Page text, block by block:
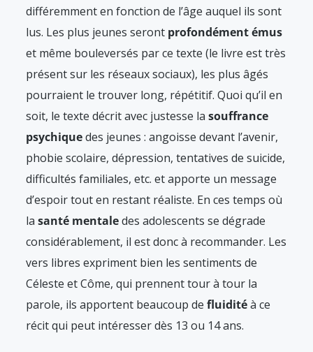
différemment en fonction de l’âge auquel ils sont
lus. Les plus jeunes seront profondément émus
et même bouleversés par ce texte (le livre est très
présent sur les réseaux sociaux), les plus âgés
pourraient le trouver long, répétitif. Quoi qu’il en
soit, le texte décrit avec justesse la souffrance
psychiquedes jeunes : angoisse devant l’avenir,
phobie scolaire, dépression, tentatives de suicide,
difficultés familiales, etc. et apporte un message
d’espoir tout en restant réaliste. En ces temps où
la santé mentaledes adolescents se dégrade
considérablement, il est donc à recommander. Les
vers libres expriment bien les sentiments de
Céleste et Côme, qui prennent tour à tour la
parole, ils apportent beaucoup de fluiditéà ce
récit qui peut intéresser dès 13 ou 14 ans.